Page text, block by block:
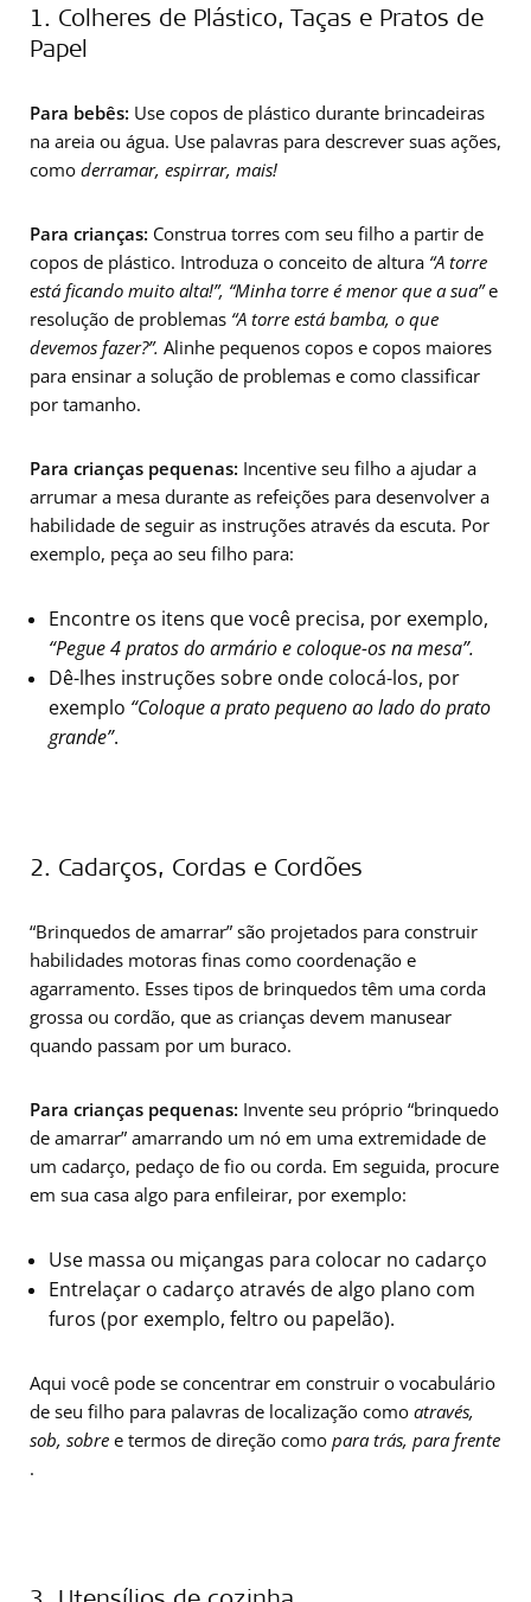
1. Colheres de Plástico, Taças e Pratos de
Papel
Para bebês: Use copos de plástico durante brincadeiras
na areia ou água. Use palavras para descrever suas ações,
como derramar, espirrar, mais!
Para crianças: Construa torres com seu filho a partir de
copos de plástico. Introduza o conceito de altura “A torre
está ficando muito alta!”, “Minha torre é menor que a sua”e
resolução de problemas “A torre está bamba, o que
devemos fazer?”. Alinhe pequenos copos e copos maiores
para ensinar a solução de problemas e como classificar
por tamanho.
Para crianças pequenas: Incentive seu filho a ajudar a
arrumar a mesa durante as refeições para desenvolver a
habilidade de seguir as instruções através da escuta. Por
exemplo, peça ao seu filho para:
Encontre os itens que você precisa, por exemplo,
“Pegue4 pratosdo armário e coloque-osna mesa”.
Dê-lhes instruções sobre onde colocá-los, por
exemplo “Coloque a prato pequenoao lado doprato
grande”.
2. Cadarços, Cordas e Cordões
“Brinquedos de amarrar” são projetados para construir
habilidades motoras finas como coordenação e
agarramento. Esses tipos de brinquedos têm uma corda
grossa ou cordão, que as crianças devem manusear
quando passam por um buraco.
Para crianças pequenas: Invente seu próprio “brinquedo
de amarrar” amarrando um nó em uma extremidade de
um cadarço, pedaço de fio ou corda. Em seguida, procure
em sua casa algo para enfileirar, por exemplo:
Use massa ou miçangas para colocar no cadarço
Entrelaçar o cadarço através de algo plano com
furos (por exemplo, feltro ou papelão).
Aqui você pode se concentrar em construir o vocabulário
de seu filho para palavras de localização como através,
sob, sobre e termos de direção como para trás, para frente
.